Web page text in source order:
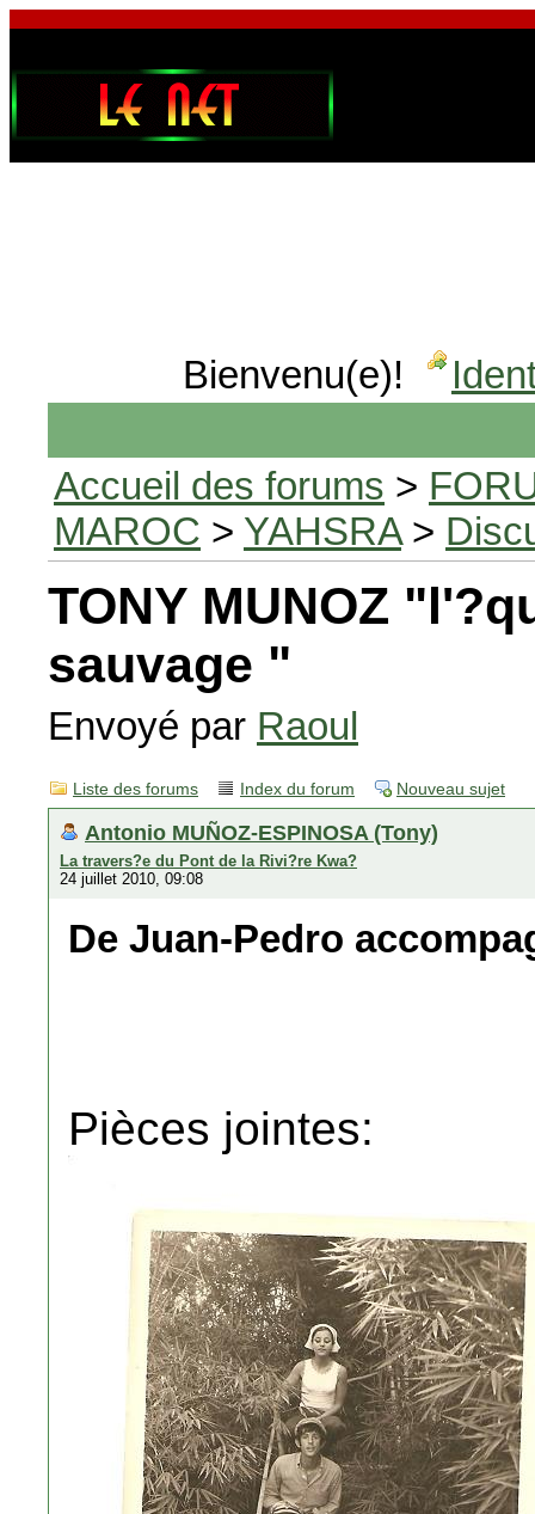
Bienvenu(e)!
Accueil des forums >
MAROC > YAHSRA>
TONY MUNOZ
sauvage "
Envoyé par Raoul
Liste des forums Index du forum Nouveau sujet
Antonio MUÑOZ-ESPINOSA (Tony)
La travers?e du Pont de la Rivi?re Kwa?
24 juillet 2010, 09:08
De Juan-Pedro
Pièces jointes: